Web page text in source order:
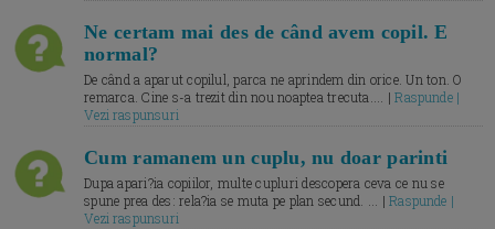
Ne certam mai des de când avem copil. E
normal?
De când a aparut copilul, parca ne aprindem din orice. Un ton. O
remarca. Cine s-a trezit din nou noaptea trecuta.... |Raspunde |
Vezi raspunsuri
Cum ramanem un cuplu, nu doar parinti
Dupa apari?ia copiilor, multe cupluri descopera ceva ce nu se
spune prea des: rela?ia se muta pe plan secund. ... |Raspunde |
Vezi raspunsuri